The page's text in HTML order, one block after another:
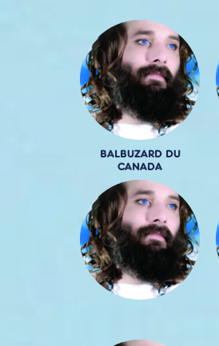
BALBUZARD DU
CANADA